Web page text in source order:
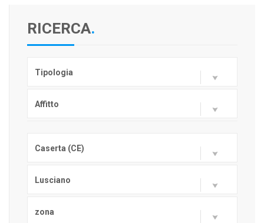
RICERCA.
Tipologia
Affitto
Caserta (CE)
Lusciano
zona